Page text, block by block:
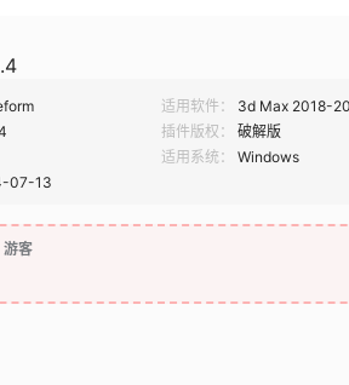
适用软件：
3d Max 2018-
插件版权：
破解版
适用系统：
Windows
07-13
游客